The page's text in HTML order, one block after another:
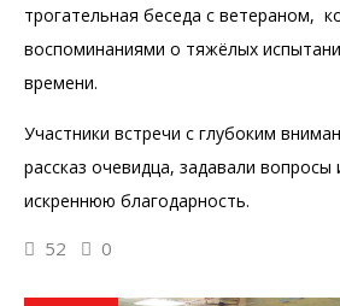
трогательная беседа с ветераном,
воспоминаниями о тяжёлых
времени.
Участники встречи с глубоким
рассказ очевидца, задавали
искреннюю благодарность.
52 0